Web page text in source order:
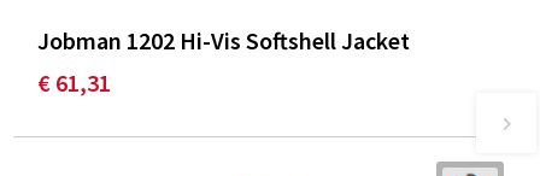
Jobman 1202 Hi-Vis Softshell Jacket
€ 61,31